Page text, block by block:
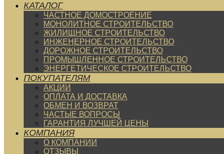
КАТАЛОГ
ЧАСТНОЕ ДОМОСТРОЕНИЕ
МОНОЛИТНОЕ СТРОИТЕЛЬСТВО
ЖИЛИЩНОЕ СТРОИТЕЛЬСТВО
ИНЖЕНЕРНОЕ СТРОИТЕЛЬСТВО
ДОРОЖНОЕ СТРОИТЕЛЬСТВО
ПРОМЫШЛЕННОЕ СТРОИТЕЛЬСТВО
ЭНЕРГЕТИЧЕСКОЕ СТРОИТЕЛЬСТВО
ПОКУПАТЕЛЯМ
АКЦИИ
ОПЛАТА И ДОСТАВКА
ОБМЕН И ВОЗВРАТ
ЧАСТЫЕ ВОПРОСЫ
ГАРАНТИЯ ЛУЧШЕЙ ЦЕНЫ
КОМПАНИЯ
О КОМПАНИИ
ОТЗЫВЫ